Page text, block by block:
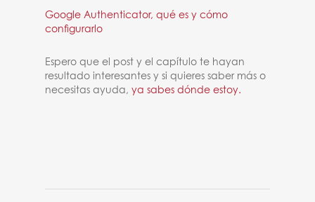
Google Authenticator, qué es y cómo
configurarlo
Espero que el post y el capítulo te hayan
resultado interesantes y si quieres saber más o
necesitas ayuda,ya sabes dónde estoy.